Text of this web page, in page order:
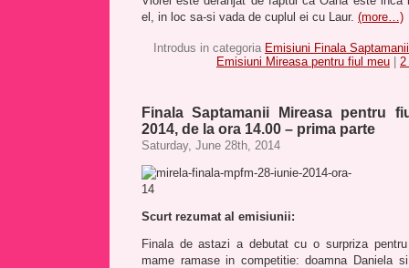
el, in loc sa-si vada de cuplul ei cu Laur. (more…)
Introdus in categoria Emisiuni Finala
Emisiuni Mireasa pentru fiul meu
2
Finala Saptamanii Mireasa pentru
2014, de la ora 14.00 – prima parte
Saturday, June 28th, 2014
Scurt rezumat al emisiunii:
Finala de astazi a debutat cu o surpriza
mame ramase in competitie: doamna Daniela